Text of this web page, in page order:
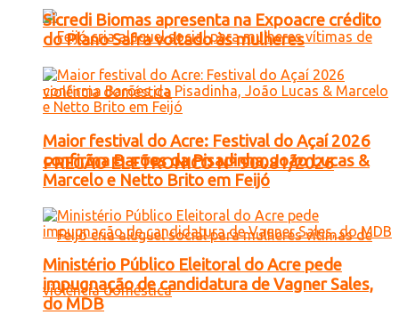
PREGÃO ELETRONICO Nº 90081/2026
Sicredi Biomas apresenta na Expoacre crédito
do Plano Safra voltado às mulheres
Maior festival do Acre: Festival do Açaí 2026
confirma Barões da Pisadinha, João Lucas &
Marcelo e Netto Brito em Feijó
Ministério Público Eleitoral do Acre pede
impugnação de candidatura de Vagner Sales,
do MDB